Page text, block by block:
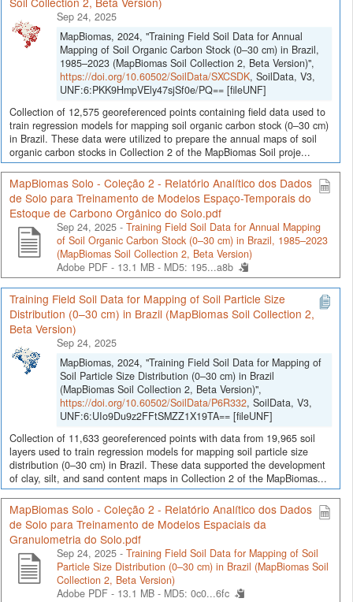
Sep 24, 2025
MapBiomas, 2024, "Training Field Soil Data for Annual
Mapping of Soil Organic Carbon Stock (0–30 cm) in Brazil,
1985–2023 (MapBiomas Soil Collection 2, Beta Version)",
https://doi.org/10.60502/SoilData/SXCSDK, SoilData, V3,
UNF:6:PKK9HmpVEly47sjSf0e/PQ== [fileUNF]
Collection of 12,575 georeferenced points containing field data used to
train regression models for mapping soil organic carbon stock (0–30 cm)
in Brazil. These data were utilized to prepare the annual maps of soil
organic carbon stocks in Collection 2 of the MapBiomas Soil proje...
MapBiomas Solo - Coleção 2 - Relatório Analítico dos Dados
de Solo para Treinamento de Modelos Espaço-Temporais do
Estoque de Carbono Orgânico do Solo.pdf
Sep 24, 2025 - Training Field Soil Data for Annual Mapping
of Soil Organic Carbon Stock (0–30 cm) in Brazil, 1985–2023
(MapBiomas Soil Collection 2, Beta Version)
Adobe PDF - 13.1 MB - MD5: 195...a8b
Training Field Soil Data for Mapping of Soil Particle Size
Distribution (0–30 cm) in Brazil (MapBiomas Soil Collection 2,
Beta Version)
Sep 24, 2025
MapBiomas, 2024, "Training Field Soil Data for Mapping of
Soil Particle Size Distribution (0–30 cm) in Brazil
(MapBiomas Soil Collection 2, Beta Version)",
https://doi.org/10.60502/SoilData/P6R332, SoilData, V3,
UNF:6:UIo9Du9z2FFtSMZZ1X19TA== [fileUNF]
Collection of 11,633 georeferenced points with data from 19,965 soil
layers used to train regression models for mapping soil particle size
distribution (0–30 cm) in Brazil. These data supported the development
of clay, silt, and sand content maps in Collection 2 of the MapBiomas...
MapBiomas Solo - Coleção 2 - Relatório Analítico dos Dados
de Solo para Treinamento de Modelos Espaciais da
Granulometria do Solo.pdf
Sep 24, 2025 - Training Field Soil Data for Mapping of Soil
Particle Size Distribution (0–30 cm) in Brazil (MapBiomas Soil
Collection 2, Beta Version)
Adobe PDF - 13.1 MB - MD5: 0c0...6fc